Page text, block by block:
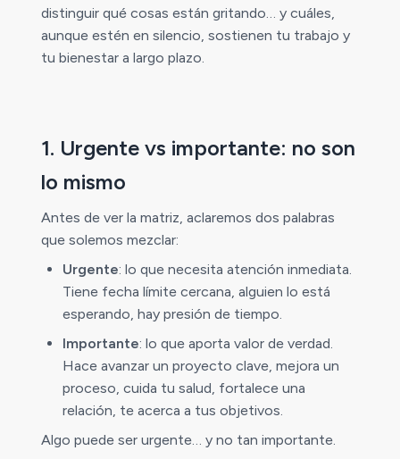
distinguir qué cosas están gritando… y cuáles,
aunque estén en silencio, sostienen tu trabajo y
tu bienestar a largo plazo.
1. Urgente vs importante: no son
lo mismo
Antes de ver la matriz, aclaremos dos palabras
que solemos mezclar:
Urgente: lo que necesita atención inmediata.
Tiene fecha límite cercana, alguien lo está
esperando, hay presión de tiempo.
Importante: lo que aporta valor de verdad.
Hace avanzar un proyecto clave, mejora un
proceso, cuida tu salud, fortalece una
relación, te acerca a tus objetivos.
Algo puede ser urgente… y no tan importante.